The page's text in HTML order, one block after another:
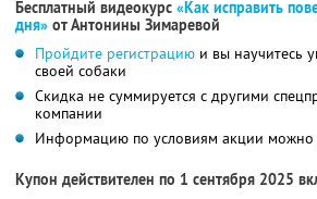
Бесплатный видеокурс «Как исправить
дня» от Антонины Зимаревой
Пройдите регистрацию и вы научитесь
своей собаки
Скидка не суммируется с другими
компании
Информацию по условиям акции можно
Купон действителен по 1 сентября 2025